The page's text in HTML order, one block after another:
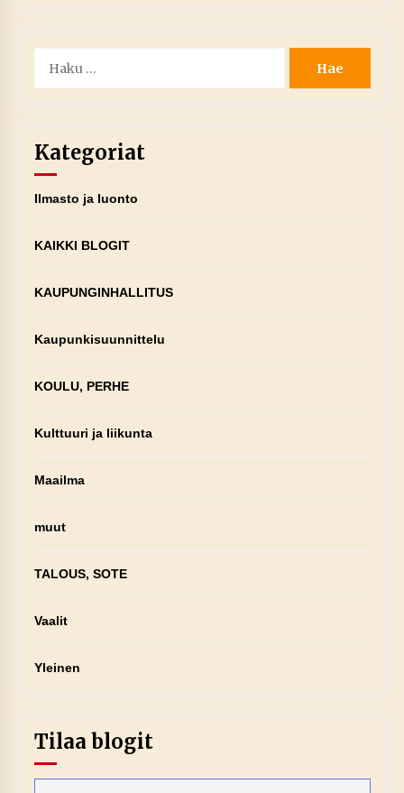
Kategoriat
Ilmasto ja luonto
KAIKKI BLOGIT
KAUPUNGINHALLITUS
Kaupunkisuunnittelu
KOULU, PERHE
Kulttuuri ja liikunta
Maailma
muut
TALOUS, SOTE
Vaalit
Yleinen
Tilaa blogit